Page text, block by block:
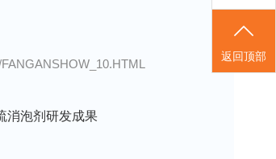
消泡剂研发成果
返回顶部